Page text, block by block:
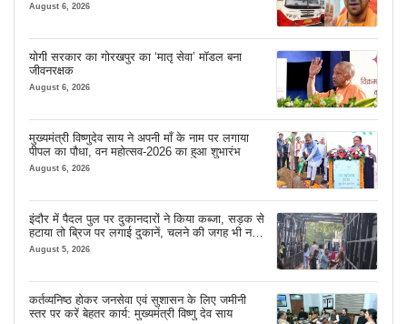
August 6, 2026
योगी सरकार का गोरखपुर का ‘मातृ सेवा’ मॉडल बना
जीवनरक्षक
August 6, 2026
मुख्यमंत्री विष्णुदेव साय ने अपनी माँ के नाम पर लगाया
पीपल का पौधा, वन महोत्सव-2026 का हुआ शुभारंभ
August 6, 2026
इंदौर में पैदल पुल पर दुकानदारों ने किया कब्जा, सड़क से
हटाया तो ब्रिज पर लगाई दुकानें, चलने की जगह भी नहीं
मिल रही
August 5, 2026
कर्तव्यनिष्ठ होकर जनसेवा एवं सुशासन के लिए जमीनी
स्तर पर करें बेहतर कार्य: मुख्यमंत्री विष्णु देव साय